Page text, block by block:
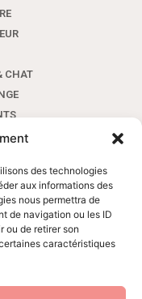
des technologies
aux informations des
nous permettra de
de navigation ou les ID
ou de retirer son
caractéristiques
CHAT
ESSENTIELLES
ESSENTIELLES
ESSENTIELLE
ESSENTIELLES
ESSENTIELLE